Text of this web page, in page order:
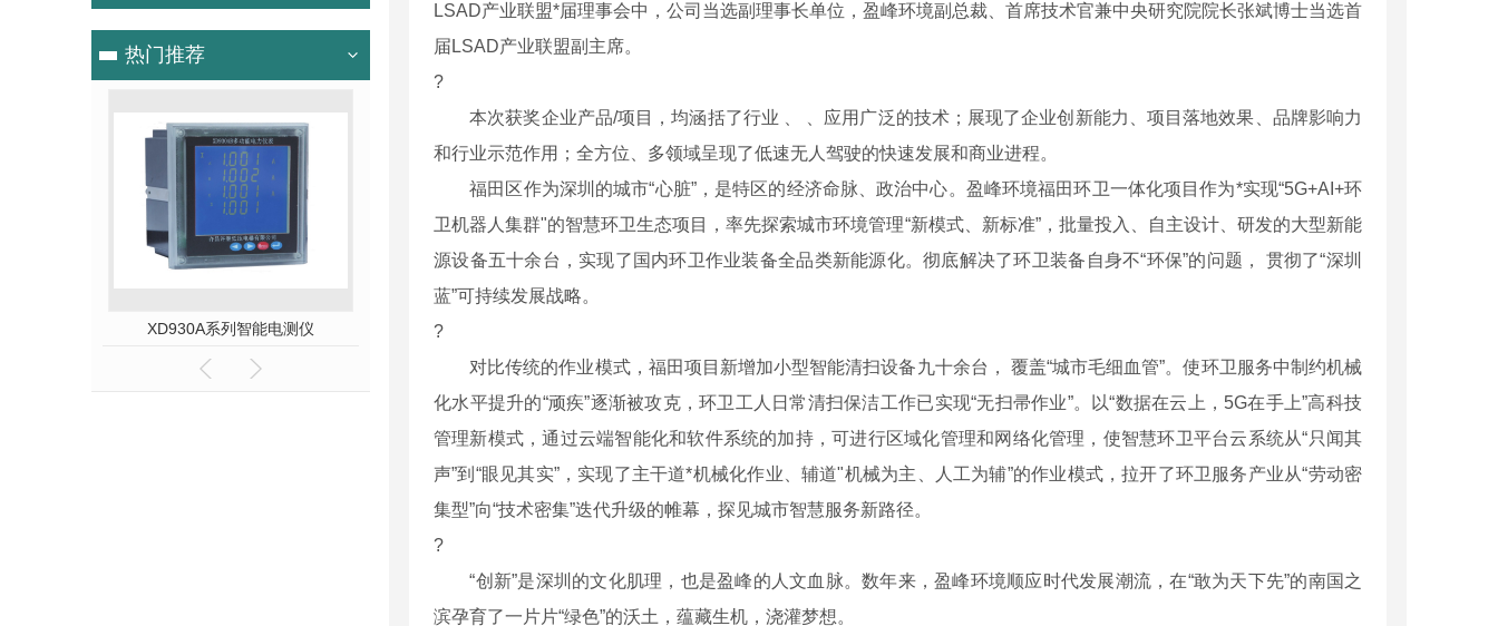
热门推荐
AMS物联网综合能源监控云平台
LSAD产业联盟*届理事会中，公司当选副理事长单位，盈峰环境副总裁、首席技术官兼中央研究院院长张斌博士当选首
届LSAD产业联盟副主席。
?
本次获奖企业产品/项目，均涵括了行业 、 、应用广泛的技术；展现了企业创新能力、项目落地效果、品牌影响力
和行业示范作用；全方位、多领域呈现了低速无人驾驶的快速发展和商业进程。
福田区作为深圳的城市“心脏”，是特区的经济命脉、政治中心。盈峰环境福田环卫一体化项目作为*实现“5G+AI+环
卫机器人集群"的智慧环卫生态项目，率先探索城市环境管理“新模式、新标准”，批量投入、自主设计、研发的大型新能
源设备五十余台，实现了国内环卫作业装备全品类新能源化。彻底解决了环卫装备自身不“环保”的问题， 贯彻了“深圳
蓝”可持续发展战略。
?
对比传统的作业模式，福田项目新增加小型智能清扫设备九十余台， 覆盖“城市毛细血管”。使环卫服务中制约机械
化水平提升的“顽疾”逐渐被攻克，环卫工人日常清扫保洁工作已实现“无扫帚作业”。以“数据在云上，5G在手上”高科技
管理新模式，通过云端智能化和软件系统的加持，可进行区域化管理和网络化管理，使智慧环卫平台云系统从“只闻其
声”到“眼见其实”，实现了主干道*机械化作业、辅道"机械为主、人工为辅”的作业模式，拉开了环卫服务产业从“劳动密
集型”向“技术密集”迭代升级的帷幕，探见城市智慧服务新路径。
?
“创新”是深圳的文化肌理，也是盈峰的人文血脉。数年来，盈峰环境顺应时代发展潮流，在“敢为天下先”的南国之
滨孕育了一片片“绿色”的沃土，蕴藏生机，浇灌梦想。